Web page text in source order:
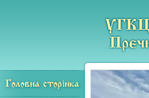
Головна сторінка